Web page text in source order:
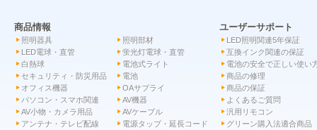
商品情報
照明器具
照明部材
LED電球・直管
蛍光灯電球・直管
白熱球
電池式ライト
セキュリティ・防災用品
電池
オフィス機器
OAサプライ
パソコン・スマホ関連
AV機器
AV小物・カメラ用品
AVケーブル
アンテナ・テレビ配線
電源タップ・延長コード
ユーザーサポート
LED照明関連5年保証
互換インク関連の保証
電池の安全で正しい使い
商品の修理
商品の保証
よくあるご質問
汎用リモコン
グリーン購入法適合商品